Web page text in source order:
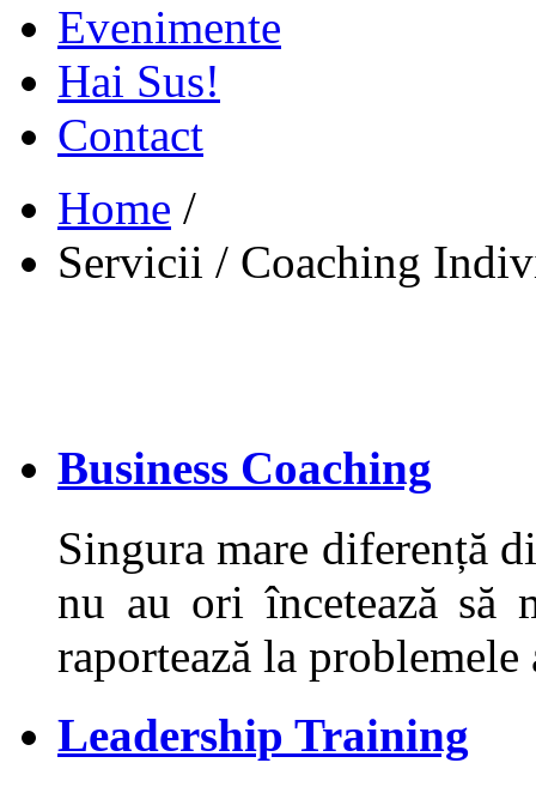
Evenimente
Hai Sus!
Contact
Home /
Servicii / Coaching
Business Coaching
Singura mare diferență
nu au ori încetează să
raportează la problemele
Leadership Training